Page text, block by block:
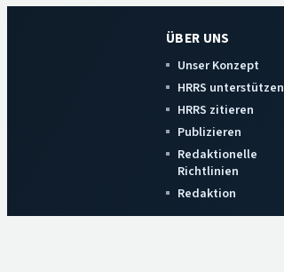
ÜBER UNS
Unser Konzept
HRRS unterstützen
HRRS zitieren
Publizieren
Redaktionelle
Richtlinien
Redaktion